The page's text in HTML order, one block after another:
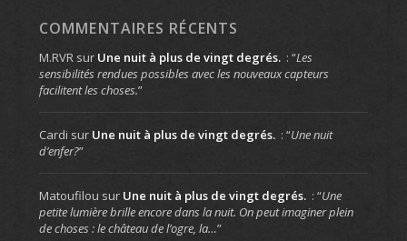
COMMENTAIRES RÉCENTS
M.RVRsur Une nuit à plus de vingt degrés. : “Les
sensibilités rendues possibles avec les nouveaux capteurs
facilitent les choses.”
Cardi sur Une nuit à plus de vingt degrés. : “Une nuit
d’enfer?”
Matoufilou sur Une nuit à plus de vingt degrés. : “Une
petite lumière brille encore dans la nuit. On peut imaginer plein
de choses : le château de l’ogre, la…”